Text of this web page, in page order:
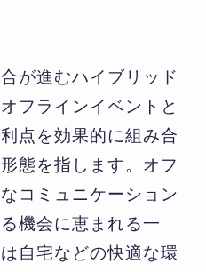
が進むハイブリッド
フラインイベントと
点を効果的に組み合
態を指します。オフ
コミュニケーション
機会に恵まれる一
自宅などの快適な環